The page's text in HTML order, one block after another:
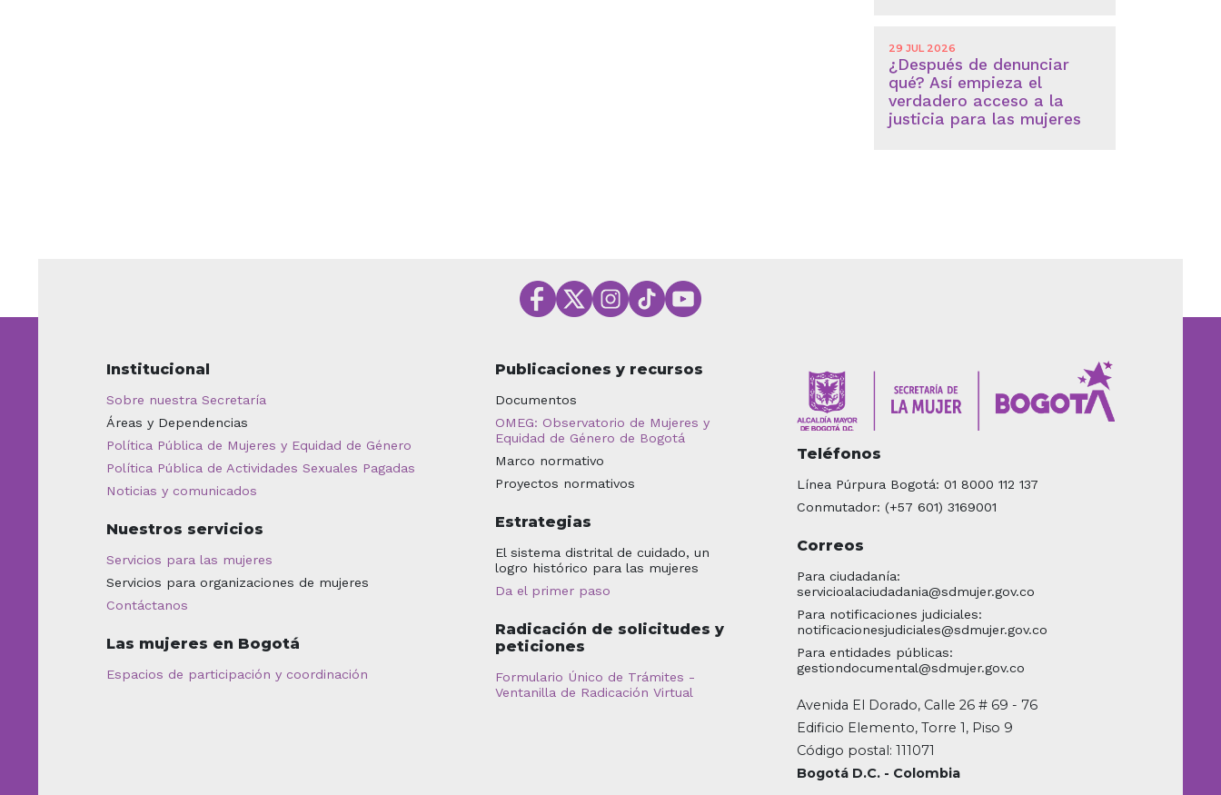
29 JUL 2026
¿Después de denunciar
qué? Así empieza el
verdadero acceso a la
justicia para las mujeres
Institucional
Sobre nuestra Secretaría
Áreas y Dependencias
Política Pública de Mujeres y Equidad de Género
Política Pública de Actividades Sexuales Pagadas
Noticias y comunicados
Nuestros servicios
Servicios para las mujeres
Servicios para organizaciones de mujeres
Contáctanos
Las mujeres en Bogotá
Espacios de participación y coordinación
Publicaciones y recursos
Documentos
OMEG: Observatorio de Mujeres y
Equidad de Género de Bogotá
Marco normativo
Proyectos normativos
Estrategias
El sistema distrital de cuidado, un
logro histórico para las mujeres
Da el primer paso
Radicación de solicitudes y
peticiones
Formulario Único de Trámites -
Ventanilla de Radicación Virtual
Teléfonos
Línea Púrpura Bogotá: 01 8000 112 137
Conmutador: (+57 601) 3169001
Correos
Para ciudadanía:
servicioalaciudadania@sdmujer.gov.co
Para notificaciones judiciales:
notificacionesjudiciales@sdmujer.gov.co
Para entidades públicas:
gestiondocumental@sdmujer.gov.co
Avenida El Dorado, Calle 26 # 69 - 76
Edificio Elemento, Torre 1, Piso 9
Código postal: 111071
Bogotá D.C. - Colombia